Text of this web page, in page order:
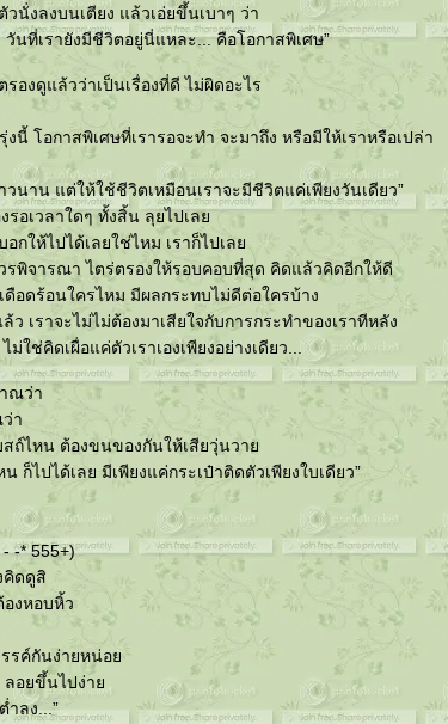
นั่งลงบนเตียง แล้วเอ่ยขึ้นเบาๆ ว่า
วันที่เรายังมีชีวิตอยู่นี่แหละ... คือโอกาสพิเศษ”
องดูแล้วว่าเป็นเรื่องที่ดี ไม่ผิดอะไร
นี้ โอกาสพิเศษที่เรารอจะทำ จะมาถึง หรือมีให้เราหรือเปล่า
นาน แต่ให้ใช้ชีวิตเหมือนเราจะมีชีวิตแค่เพียงวันเดียว”
รอเวลาใดๆ ทั้งสิ้น ลุยไปเล
กให้ไปได้เลยใช่ไหม เราก็ไปเล
รพิจารณา ไตร่ตรองให้รอบคอบที่สุด คิดแล้วคิดอีกให้ดี
อดร้อนใครไหม มีผลกระทบไม่ดีต่อใครบ้าง
เราจะไม่ไม่ต้องมาเสียใจกับการกระทำของเราทีหลัง
ช่คิดเผื่อแค่ตัวเราเองเพียงอย่างเดียว...
ณว่า
า
สถ์ไหน ต้องขนของกันให้เสียวุ่นวา
ก็ไปได้เลย มีเพียงแค่กระเป๋าติดตัวเพียงใบเดียว”
-* 555+)
คิดดูสิ
องหอบหิ้ว
รรค์กันง่ายหน่อ
ลอยขึ้นไปง่า
ลง...”